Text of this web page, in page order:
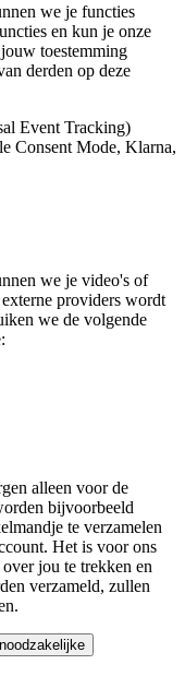
we je functies
en kun je onze
toestemming
derden op deze
Event Tracking)
Consent Mode, Klarna,
we je video's of
providers wordt
we de volgende
alleen voor de
bijvoorbeeld
te verzamelen
Het is voor ons
jou te trekken en
verzameld, zullen